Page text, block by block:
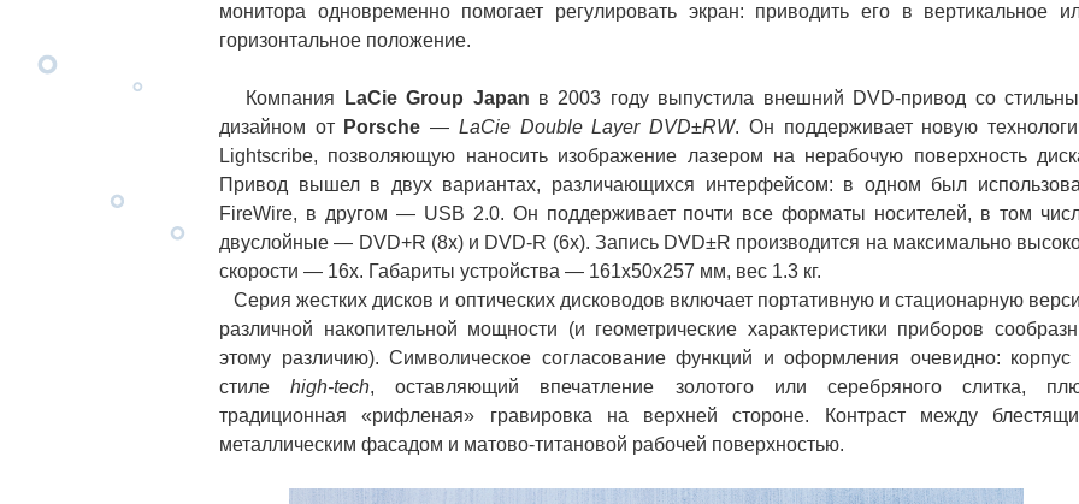
монитора одновременно помогает регулировать экран: приводить его в вертикальное
горизонтальное положение.
Компания LaCie Group Japan в 2003 году выпустила внешний DVD-привод со
дизайном от Porsche — LaCie Double Layer DVD±RW. Он поддерживает новую
Lightscribe, позволяющую наносить изображение лазером на нерабочую поверхность
Привод вышел в двух вариантах, различающихся интерфейсом: в одном был
FireWire, в другом — USB 2.0. Он поддерживает почти все форматы носителей, в том
двуслойные — DVD+R (8x) и DVD-R (6x). Запись DVD±R производится на максимально
скорости — 16х. Габариты устройства — 161х50х257 мм, вес 1.3 кг.
Серия жестких дисков и оптических дисководов включает портативную и стационарную
различной накопительной мощности (и геометрические характеристики приборов
этому различию). Символическое согласование функций и оформления очевидно: корпус
стилеhigh-tech, оставляющий впечатление золотого или серебряного слитка,
традиционная «рифленая» гравировка на верхней стороне. Контраст между
металлическим фасадом и матово-титановой рабочей поверхностью.